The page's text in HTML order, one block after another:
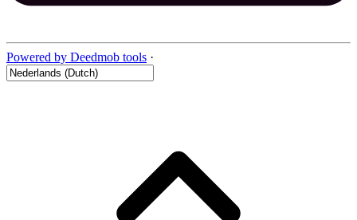
Powered by Deedmob tools ·